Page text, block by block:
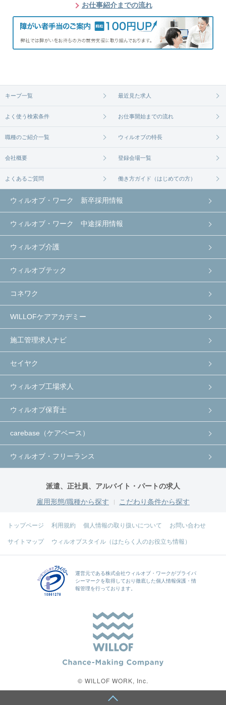
お仕事紹介までの流れ
キープ一覧 最近見た求人
よく使う検索条件 お仕事開始までの流れ
職種のご紹介一覧 ウィルオブの特長
会社概要 登録会場一覧
よくあるご質問 働き方ガイド（はじめての方）
ウィルオブ・ワーク 新卒採用情報
ウィルオブ・ワーク 中途採用情報
ウィルオブ介護
ウィルオブテック
コネワク
WILLOFケアアカデミー
施工管理求人ナビ
セイヤク
ウィルオブ工場求人
ウィルオブ保育士
carebase（ケアベース）
ウィルオブ・フリーランス
派遣、正社員、アルバイト・パートの求人
雇用形態/職種から探す
こだわり条件から探す
トップページ 利用規約 個人情報の取り扱いについて お問い合わせ
サイトマップ ウィルオブスタイル（はたらく人のお役立ち情報）
運営元である株式会社ウィルオブ・ワークがプライバ
シーマークを取得しており徹底した個人情報保護・情
報管理を行っております。
© WILLOF WORK, Inc.